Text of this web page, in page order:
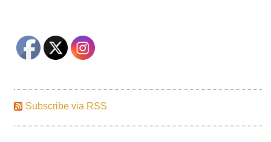
Subscribe via RSS